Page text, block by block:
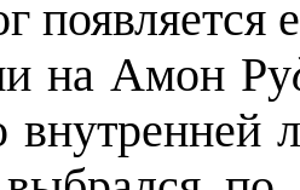
появляется
на Амон Рy
внутренней